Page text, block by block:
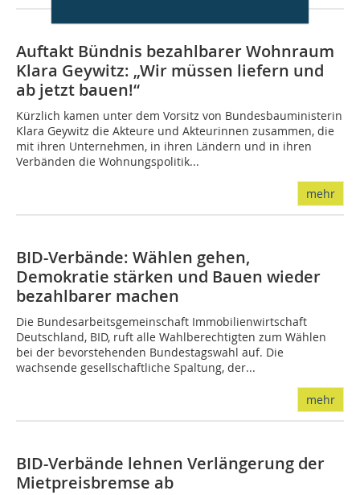
Auftakt Bündnis bezahlbarer Wohnraum
Klara Geywitz: „Wir müssen liefern und
ab jetzt bauen!“
Kürzlich kamen unter dem Vorsitz von Bundesbauministerin
Klara Geywitz die Akteure und Akteurinnen zusammen, die
mit ihren Unternehmen, in ihren Ländern und in ihren
Verbänden die Wohnungspolitik...
mehr
BID-Verbände: Wählen gehen,
Demokratie stärken und Bauen wieder
bezahlbarer machen
Die Bundesarbeitsgemeinschaft Immobilienwirtschaft
Deutschland, BID, ruft alle Wahlberechtigten zum Wählen
bei der bevorstehenden Bundestagswahl auf. Die
wachsende gesellschaftliche Spaltung, der...
mehr
BID-Verbände lehnen Verlängerung der
Mietpreisbremse ab